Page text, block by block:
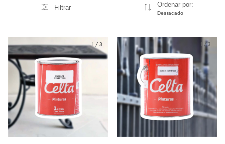
Filtrar Ordenar por:
Destacado
1 / 3 1 /3